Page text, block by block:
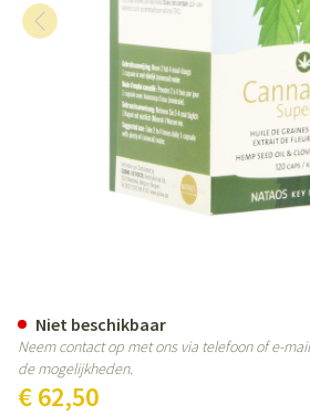
€ 62,50
Niet beschikbaar
Neem contact op met ons via telefoon of e-
de mogelijkheden.